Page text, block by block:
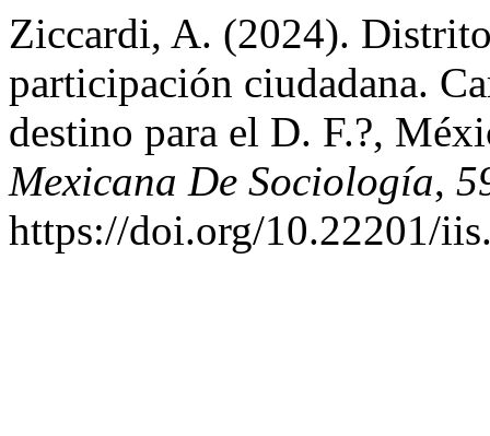
Ziccardi, A. (2024).
participación ciudadana.
destino para el D. F.?,
Mexicana De Sociología,
https://doi.org/10.22201/